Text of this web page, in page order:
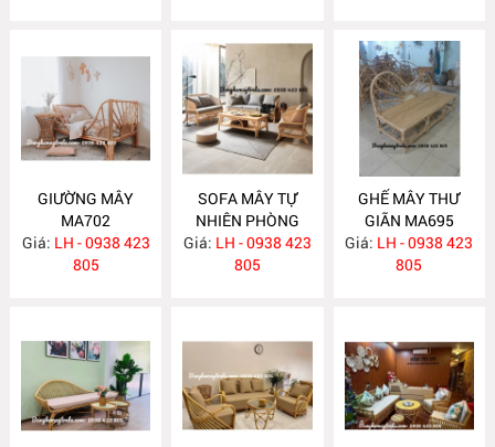
GIƯỜNG MÂY
MA702
Giá: LH - 0938 423
805
SOFA MÂY TỰ
NHIÊN PHÒNG
KHÁCH MA697
Giá: LH - 0938 423
805
GHẾ MÂY THƯ
GIÃN MA695
Giá: LH - 0938 423
805